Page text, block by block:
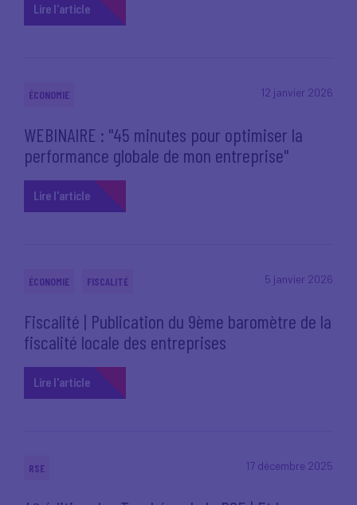
Lire l'article
12 janvier 2026
ÉCONOMIE
WEBINAIRE : "45 minutes pour optimiser la
performance globale de mon entreprise"
Lire l'article
5 janvier 2026
ÉCONOMIE FISCALITÉ
Fiscalité | Publication du 9ème baromètre de la
fiscalité locale des entreprises
Lire l'article
17 décembre 2025
RSE